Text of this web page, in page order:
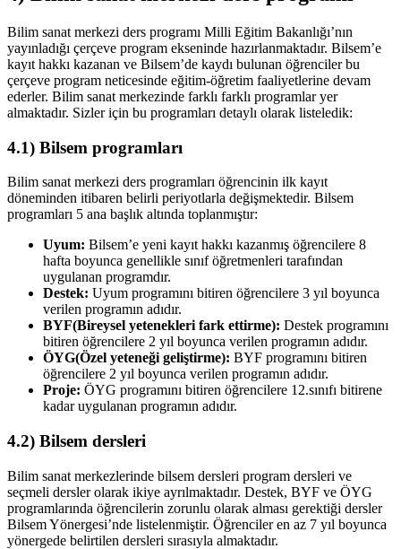
Bilim sanat merkezi ders programı Milli Eğitim Bakanlığı’nın
yayınladığı çerçeve program ekseninde hazırlanmaktadır. Bilsem’e
kayıt hakkı kazanan ve Bilsem’de kaydı bulunan öğrenciler bu
çerçeve program neticesinde eğitim-öğretim faaliyetlerine devam
ederler. Bilim sanat merkezinde farklı farklı programlar yer
almaktadır. Sizler için bu programları detaylı olarak listeledik:
4.1) Bilsem programları
Bilim sanat merkezi ders programları öğrencinin ilk kayıt
döneminden itibaren belirli periyotlarla değişmektedir. Bilsem
programları 5 ana başlık altında toplanmıştır:
Uyum: Bilsem’e yeni kayıt hakkı kazanmış öğrencilere 8
hafta boyunca genellikle sınıf öğretmenleri tarafından
uygulanan programdır.
Destek: Uyum programını bitiren öğrencilere 3 yıl boyunca
verilen programın adıdır.
BYF(Bireysel yetenekleri fark ettirme): Destek programını
bitiren öğrencilere 2 yıl boyunca verilen programın adıdır.
ÖYG(Özel yeteneği geliştirme): BYF programını bitiren
öğrencilere 2 yıl boyunca verilen programın adıdır.
Proje: ÖYG programını bitiren öğrencilere 12.sınıfı bitirene
kadar uygulanan programın adıdır.
4.2) Bilsem dersleri
Bilim sanat merkezlerinde bilsem dersleri program dersleri ve
seçmeli dersler olarak ikiye ayrılmaktadır. Destek, BYF ve ÖYG
programlarında öğrencilerin zorunlu olarak alması gerektiği dersler
Bilsem Yönergesi’nde listelenmiştir. Öğrenciler en az 7 yıl boyunca
yönergede belirtilen dersleri sırasıyla almaktadır.